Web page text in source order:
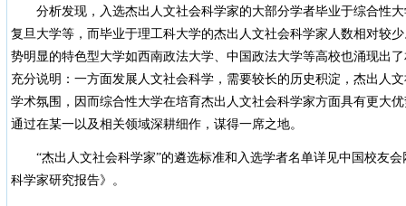
分析发现，入选杰出人文社会科学家的大部分学者毕业于综合性
复旦大学等，而毕业于理工科大学的杰出人文社会科学家人数相对较
势明显的特色型大学如西南政法大学、中国政法大学等高校也涌现出
充分说明：一方面发展人文社会科学，需要较长的历史积淀，杰出人
学术氛围，因而综合性大学在培育杰出人文社会科学家方面具有更大
通过在某一以及相关领域深耕细作，谋得一席之地。
“杰出人文社会科学家”的遴选标准和入选学者名单详见中国校友
科学家研究报告》。